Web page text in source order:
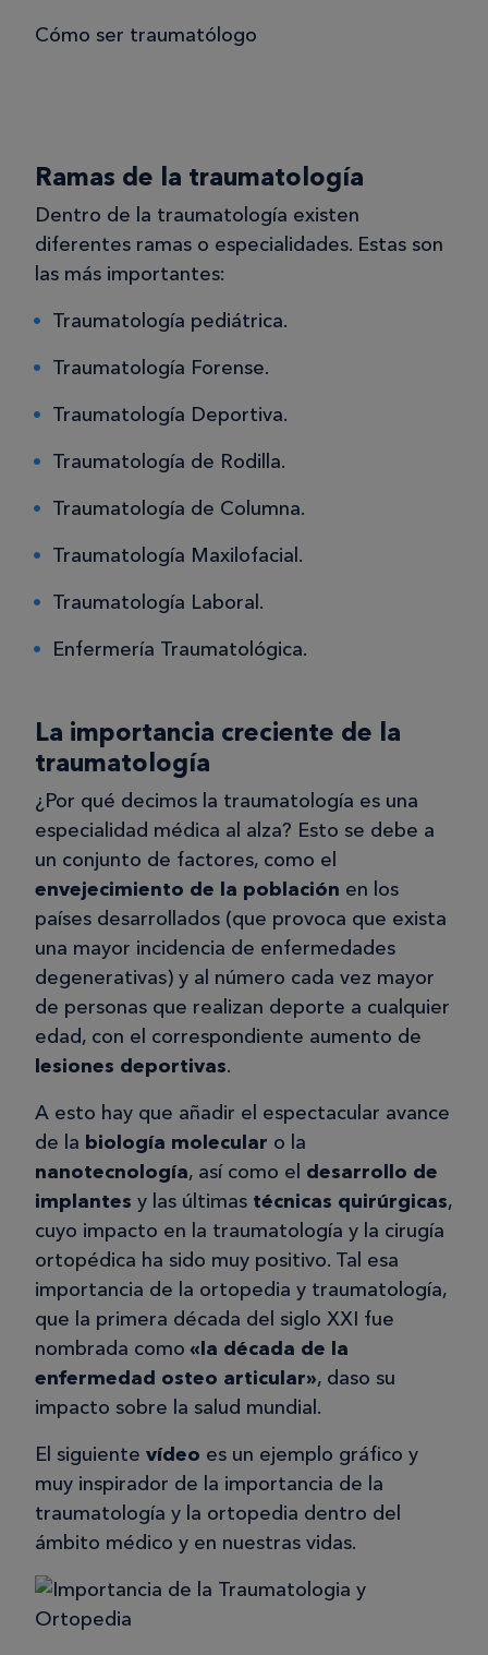
Cómo ser traumatólogo
Ramas de la traumatología
Dentro de la traumatología existen
diferentes ramas o especialidades. Estas son
las más importantes:
Traumatología pediátrica.
Traumatología Forense.
Traumatología Deportiva.
Traumatología de Rodilla.
Traumatología de Columna.
Traumatología Maxilofacial.
Traumatología Laboral.
Enfermería Traumatológica.
La importancia creciente de la
traumatología
¿Por qué decimos la traumatología es una
especialidad médica al alza? Esto se debe a
un conjunto de factores, como el
envejecimiento de la población en los
países desarrollados (que provoca que exista
una mayor incidencia de enfermedades
degenerativas) y al número cada vez mayor
de personas que realizan deporte a cualquier
edad, con el correspondiente aumento de
lesiones deportivas.
A esto hay que añadir el espectacular avance
de la biología molecular o la
nanotecnología, así como el desarrollo de
implantes y las últimas técnicas quirúrgicas,
cuyo impacto en la traumatología y la cirugía
ortopédica ha sido muy positivo. Tal esa
importancia de la ortopedia y traumatología,
que la primera década del siglo XXI fue
nombrada como «la década de la
enfermedad osteo articular», daso su
impacto sobre la salud mundial.
El siguiente vídeo es un ejemplo gráfico y
muy inspirador de la importancia de la
traumatología y la ortopedia dentro del
ámbito médico y en nuestras vidas.